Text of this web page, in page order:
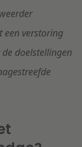
een verstoring
doelstellingen